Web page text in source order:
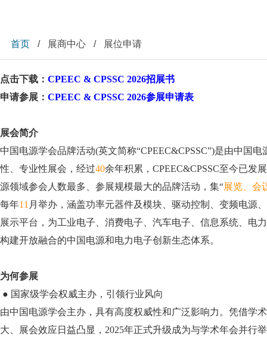
首页 / 展商中心 / 展位申请
点击下载： CPEEC & CPSSC 2026招展书
申请参展： CPEEC & CPSSC 2026参展申请表
展会简介
中国电源学会品牌活动(英文简称“CPEEC&CPSSC”)是由中国
性、专业性展会，经过40余年积累，CPEEC&CPSSC至今已发
源领域参会人数最多、参展规模最大的品牌活动，集“展览、会
每年11 月举办，涵盖功率元器件及模块、驱动控制、变频电源
展示平台，为工业电子、消费电子、汽车电子、信息系统、电
构建开放融合的中国电源和电力电子创新生态体系。
为何参展
● 国家级学会权威主办，引领行业风向
由中国电源学会主办，具有高度权威性和广泛影响力。凭借学
大、展会效应日益凸显，2025年正式升级成为与学术年会并行